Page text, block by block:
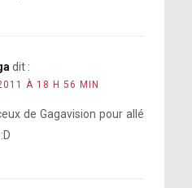
dit :
À 18 H 56 MIN
de Gagavision pour allé